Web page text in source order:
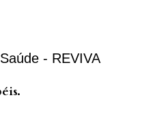
- REVIVA